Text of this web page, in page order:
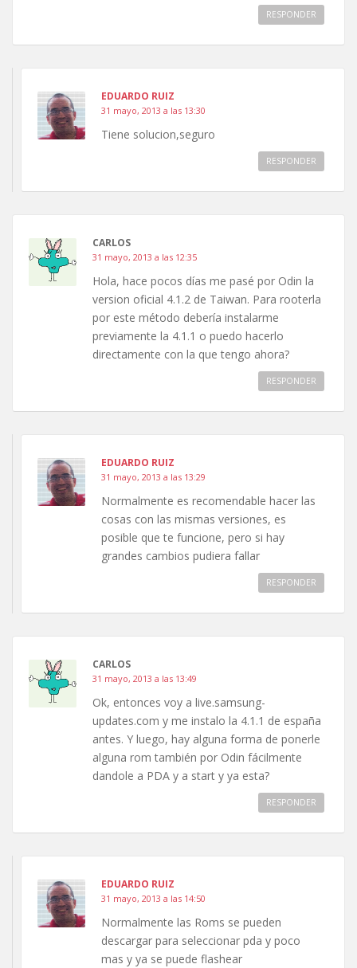
RESPONDER
EDUARDO RUIZ
31 mayo, 2013 a las 13:30
Tiene solucion,seguro
RESPONDER
CARLOS
31 mayo, 2013 a las 12:35
Hola, hace pocos días me pasé por Odin la
version oficial 4.1.2 de Taiwan. Para rooterla
por este método debería instalarme
previamente la 4.1.1 o puedo hacerlo
directamente con la que tengo ahora?
RESPONDER
EDUARDO RUIZ
31 mayo, 2013 a las 13:29
Normalmente es recomendable hacer las
cosas con las mismas versiones, es
posible que te funcione, pero si hay
grandes cambios pudiera fallar
RESPONDER
CARLOS
31 mayo, 2013 a las 13:49
Ok, entonces voy a live.samsung-
updates.com y me instalo la 4.1.1 de españa
antes. Y luego, hay alguna forma de ponerle
alguna rom también por Odin fácilmente
dandole a PDA y a start y ya esta?
RESPONDER
EDUARDO RUIZ
31 mayo, 2013 a las 14:50
Normalmente las Roms se pueden
descargar para seleccionar pda y poco
mas y ya se puede flashear